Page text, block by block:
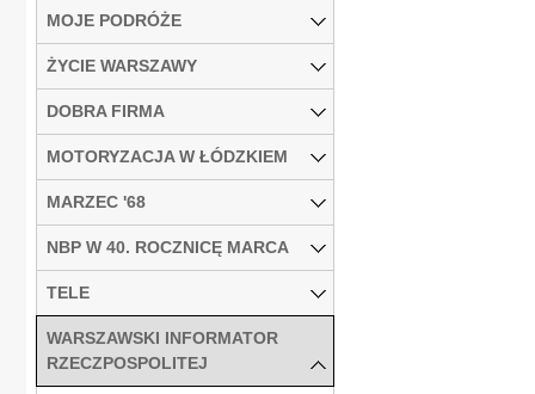
MOJE PODRÓŻE
ŻYCIE WARSZAWY
DOBRA FIRMA
MOTORYZACJA W ŁÓDZKIEM
MARZEC '68
NBP W 40. ROCZNICĘ MARCA
TELE
WARSZAWSKI INFORMATOR
RZECZPOSPOLITEJ